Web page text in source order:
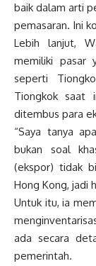
baik dalam arti
pemasaran. Ini
Lebih lanjut,
memiliki pasar
seperti
Tiongkok saat
ditembus para
“Saya tanya
bukan soal
(ekspor) tidak
Hong Kong, jadi
Untuk itu, ia
ada secara
pemerintah.